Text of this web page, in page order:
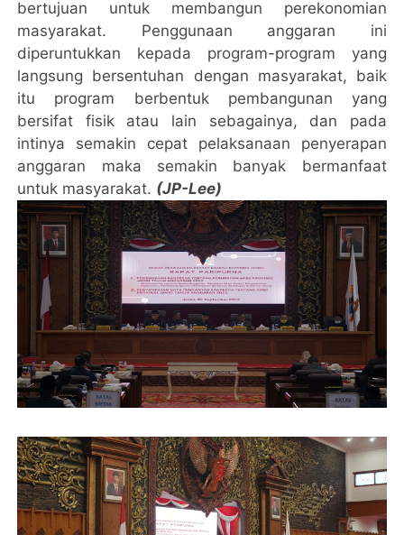
bertujuan untuk membangun perekonomian
masyarakat. Penggunaan anggaran ini
diperuntukkan kepada program-program yang
langsung bersentuhan dengan masyarakat, baik
itu program berbentuk pembangunan yang
bersifat fisik atau lain sebagainya, dan pada
intinya semakin cepat pelaksanaan penyerapan
anggaran maka semakin banyak bermanfaat
untuk masyarakat. (JP-Lee)